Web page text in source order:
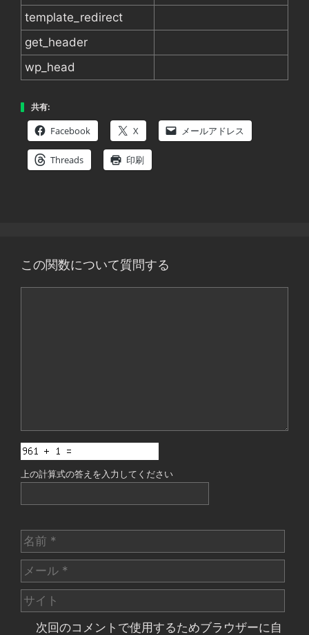
template_redirect
get_header
wp_head
共有:
Facebook X メールアドレス
Threads 印刷
この関数について質問する
上の計算式の答えを入力してください
名
前
メ
ー
ル
サ
イ
次回のコメントで使用するためブラウザーに自